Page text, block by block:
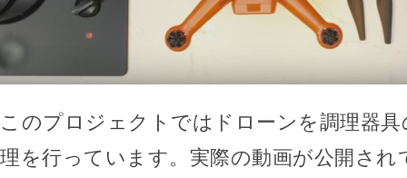
このプロジェクトではドローンを調理器
理を行っています。実際の動画が公開さ